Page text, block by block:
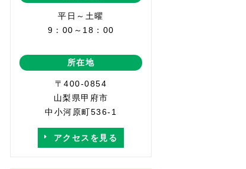
平日～土曜
9：00～18：00
所在地
〒400-0854
山梨県甲府市
中小河原町536-1
アクセスを見る